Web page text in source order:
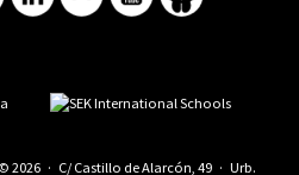
2026 · C/ Castillo de Alarcón, 49 · Urb.